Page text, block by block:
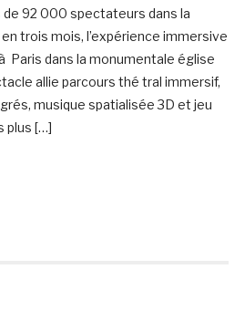
de 92 000 spectateurs dans la
trois mois, l’expérience immersive
Paris dans la monumentale église
allie parcours thé tral immersif,
musique spatialisée 3D et jeu
plus […]